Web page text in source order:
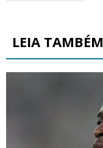
LEIA TAMBÉM